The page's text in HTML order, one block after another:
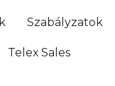
Szabályzatok
Telex Sales